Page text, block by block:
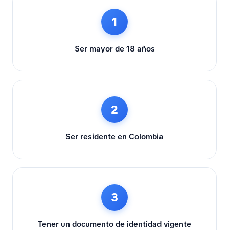
1
Ser mayor de 18 años
2
Ser residente en Colombia
3
Tener un documento de identidad vigente